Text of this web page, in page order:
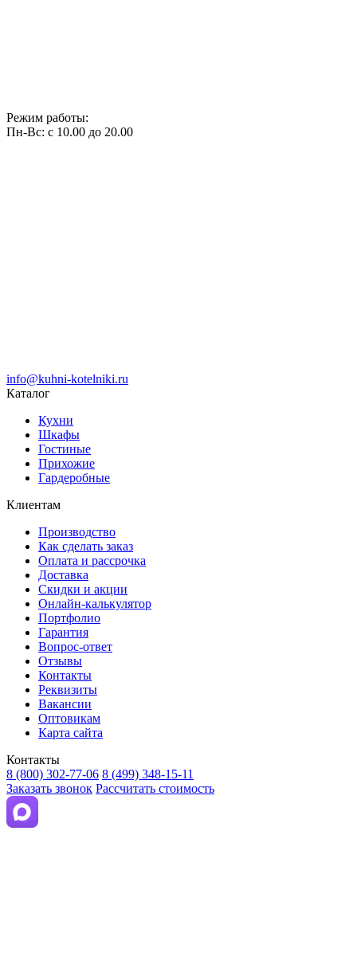
Режим работы:
Пн-Вс: с 10.00 до 20.00
info@kuhni-kotelniki.ru
Каталог
Кухни
Шкафы
Гостиные
Прихожие
Гардеробные
Клиентам
Производство
Как сделать заказ
Оплата и рассрочка
Доставка
Скидки и акции
Онлайн-калькулятор
Портфолио
Гарантия
Вопрос-ответ
Отзывы
Контакты
Реквизиты
Вакансии
Оптовикам
Карта сайта
Контакты
8 (800) 302-77-06 8 (499) 348-15-11
Заказать звонок Рассчитать стоимость